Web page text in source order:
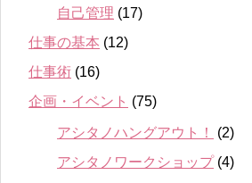
自己管理 (17)
仕事の基本 (12)
仕事術 (16)
企画・イベント (75)
アシタノハングアウト！
(2)
アシタノワークショップ(4)